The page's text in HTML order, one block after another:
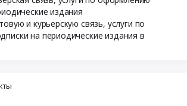
издания
и курьерскую связь, услуги по
на периодические издания в